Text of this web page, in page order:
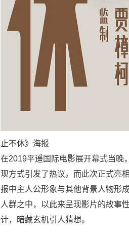
止不休》海报
在2019平遥国际电影展开幕式当晚
现方式引发了热议。而此次正式亮
报中主人公形象与其他背景人物形
人群之中，以此来呈现影片的故事
计，暗藏玄机引人猜想。